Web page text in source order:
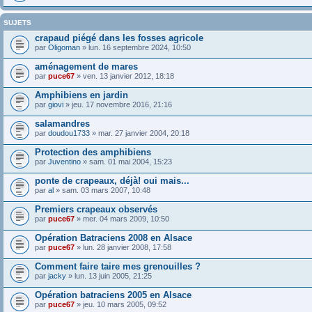
SUJETS
crapaud piégé dans les fosses agricole
par Oligoman » lun. 16 septembre 2024, 10:50
aménagement de mares
par puce67 » ven. 13 janvier 2012, 18:18
Amphibiens en jardin
par giovi » jeu. 17 novembre 2016, 21:16
salamandres
par doudou1733 » mar. 27 janvier 2004, 20:18
Protection des amphibiens
par Juventino » sam. 01 mai 2004, 15:23
ponte de crapeaux, déjà! oui mais...
par al » sam. 03 mars 2007, 10:48
Premiers crapeaux observés
par puce67 » mer. 04 mars 2009, 10:50
Opération Batraciens 2008 en Alsace
par puce67 » lun. 28 janvier 2008, 17:58
Comment faire taire mes grenouilles ?
par jacky » lun. 13 juin 2005, 21:25
Opération batraciens 2005 en Alsace
par puce67 » jeu. 10 mars 2005, 09:52